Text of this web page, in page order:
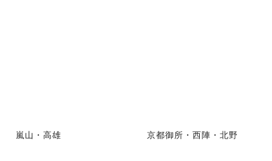
嵐山・高雄 京都御所・西陣・北野